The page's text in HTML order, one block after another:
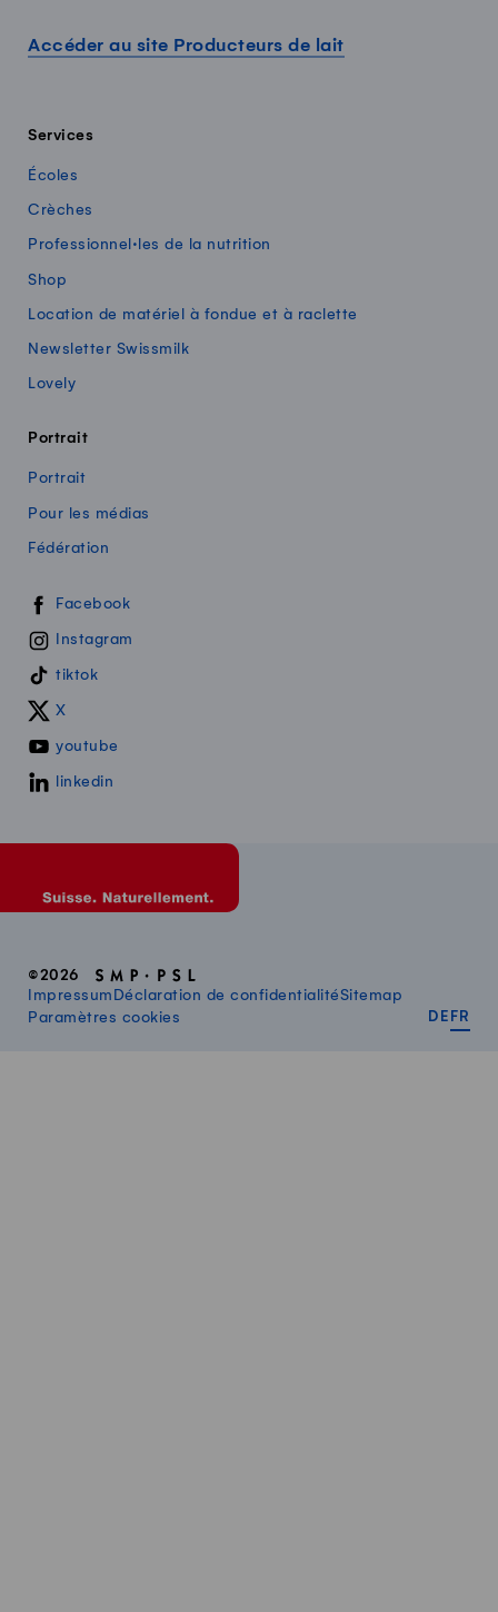
Accéder au site Producteurs de lait
Services
Écoles
Crèches
Professionnel·les de la nutrition
Shop
Location de matériel à fondue et à raclette
Newsletter Swissmilk
Lovely
Portrait
Portrait
Pour les médias
Fédération
Swissmilk sur les réseaux sociaux
Facebook
Instagram
tiktok
X
youtube
linkedin
©2026
Impressum Déclaration de confidentialitéSitemap
Paramètres cookies
DE FR